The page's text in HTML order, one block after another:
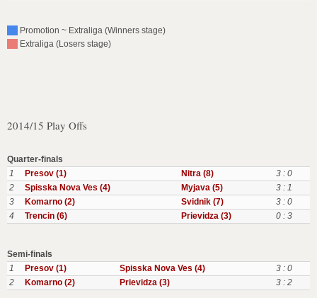
Promotion ~ Extraliga (Winners stage)
Extraliga (Losers stage)
2014/15 Play Offs
Quarter-finals
1
Presov (1) Nitra (8)
3 : 0
2
Spisska Nova Ves (4) Myjava (5)
3 : 1
3
Komarno (2) Svidnik (7)
3 : 0
4
Trencin (6) Prievidza (3) 0 : 3
Semi-finals
1
Presov (1) Spisska Nova Ves (4)
3 : 0
2
Komarno (2) Prievidza (3) 3 : 2